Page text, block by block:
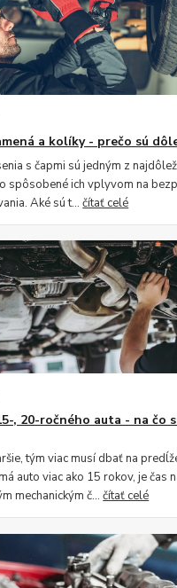
a kolíky - prečo sú
s čapmi sú jedným z
spôsobené ich vplyvom na
Aké sú t...čítať celé
, 20-ročného auta - na čo
tým viac musí dbať na
auto viac ako 15 rokov, je čas
mechanickým č...čítať celé